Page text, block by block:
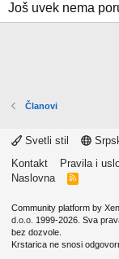
Još uvek nema
Članovi
Svetli stil
Kontakt
Pravila i
Naslovna
R
Community platform by
d.o.o. 1999-2026. Sva
bez dozvole.
Krstarica ne snosi